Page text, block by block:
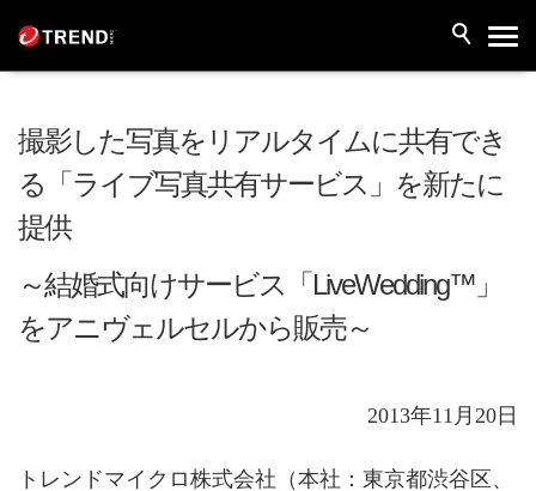
撮影した写真をリアルタイムに共有でき
る「ライブ写真共有サービス」を新たに
提供
～結婚式向けサービス「LiveWedding™」
をアニヴェルセルから販売～
2013年11月20日
トレンドマイクロ株式会社（本社：東京都渋谷区、